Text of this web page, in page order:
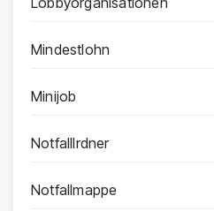
Mindestlohn
Minijob
Notfalllrdner
Notfallmappe